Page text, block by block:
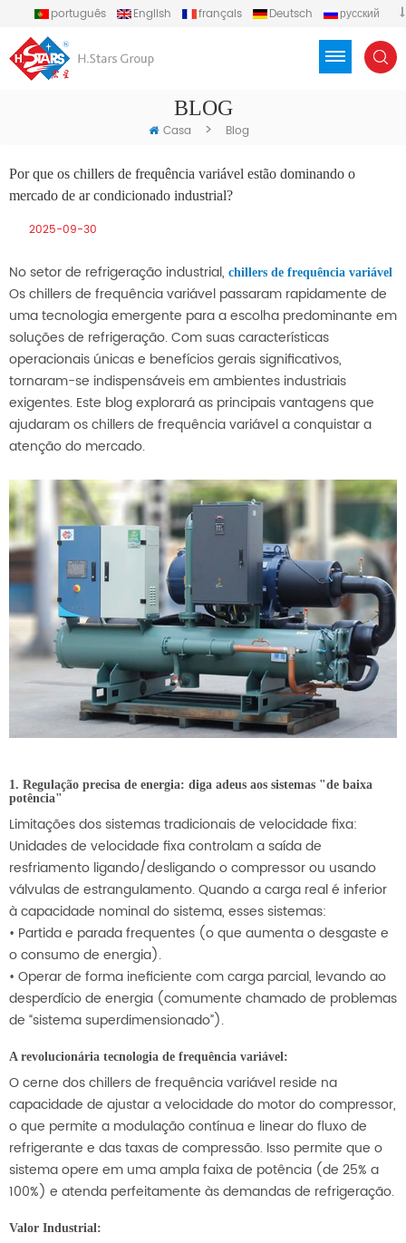
português English français Deutsch
русский
BLOG
Casa > Blog
Por que os chillers de frequência variável estão dominando o
mercado de ar condicionado industrial?
2025-09-30
No setor de refrigeração industrial, chillers de frequência variável
Os chillers de frequência variável passaram rapidamente de
uma tecnologia emergente para a escolha predominante em
soluções de refrigeração. Com suas características
operacionais únicas e benefícios gerais significativos,
tornaram-se indispensáveis em ambientes industriais
exigentes. Este blog explorará as principais vantagens que
ajudaram os chillers de frequência variável a conquistar a
atenção do mercado.
1. Regulação precisa de energia: diga adeus aos sistemas "de baixa
potência"
Limitações dos sistemas tradicionais de velocidade fixa:
Unidades de velocidade fixa controlam a saída de
resfriamento ligando/desligando o compressor ou usando
válvulas de estrangulamento. Quando a carga real é inferior
à capacidade nominal do sistema, esses sistemas:
• Partida e parada frequentes (o que aumenta o desgaste e
o consumo de energia).
• Operar de forma ineficiente com carga parcial, levando ao
desperdício de energia (comumente chamado de problemas
de “sistema superdimensionado”).
A revolucionária tecnologia de frequência variável:
O cerne dos chillers de frequência variável reside na
capacidade de ajustar a velocidade do motor do compressor,
o que permite a modulação contínua e linear do fluxo de
refrigerante e das taxas de compressão. Isso permite que o
sistema opere em uma ampla faixa de potência (de 25% a
100%) e atenda perfeitamente às demandas de refrigeração.
Valor Industrial: